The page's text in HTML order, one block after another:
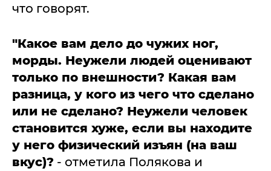
что говорят.
"Какое вам дело до чужих ног,
морды. Неужели людей оценивают
только по внешности? Какая вам
разница, у кого из чего что сделано
или не сделано? Неужели человек
становится хуже, если вы находите
у него физический изъян (на ваш
вкус)? - отметила Полякова и